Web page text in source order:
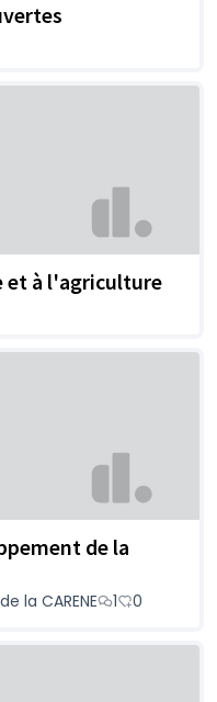
et à l'agriculture
de la
la CARENE 1 0